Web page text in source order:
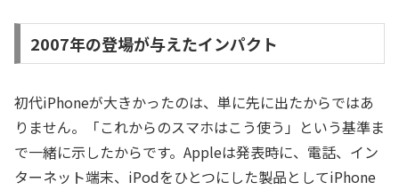
2007年の登場が与えたインパクト
初代iPhoneが大きかったのは、単に先に出たからではあ
りません。「これからのスマホはこう使う」という基準ま
で一緒に示したからです。Appleは発表時に、電話、イン
ターネット端末、iPodをひとつにした製品としてiPhone